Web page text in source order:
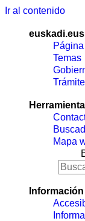
Ir al contenido
euskadi.eus
Temas
Mapa